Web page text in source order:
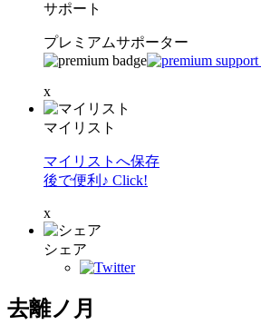
サポート
プレミアムサポーター
x
マイリスト
マイリストへ保存
後で便利♪ Click!
x
シェア
去離ノ月